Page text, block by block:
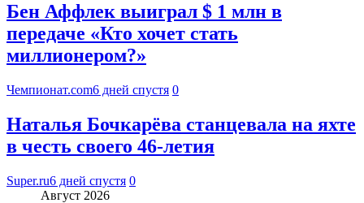
Бен Аффлек выиграл $ 1 млн в
передаче «Кто хочет стать
миллионером?»
Чемпионат.com6 дней спустя 0
Наталья Бочкарёва станцевала на яхте
в честь своего 46-летия
Super.ru6 дней спустя 0
Август 2026